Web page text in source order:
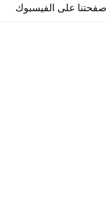
صفحتنا على الفيسبوك